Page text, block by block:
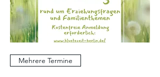
Mehrere Termine